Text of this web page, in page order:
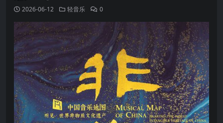
2026-06-12 轻音乐 0